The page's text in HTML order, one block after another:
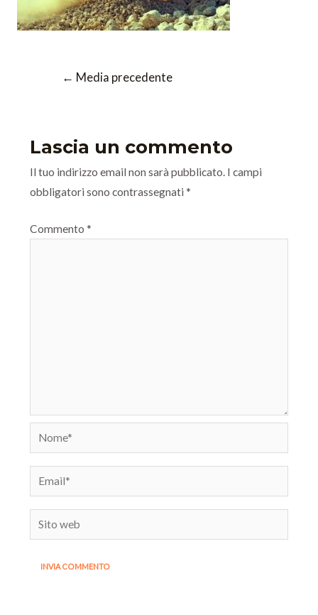
← Media precedente
Lascia un commento
Il tuo indirizzo email non sarà pubblicato. I campi
obbligatori sono contrassegnati *
Commento *
Nome*
Email*
Sito
web